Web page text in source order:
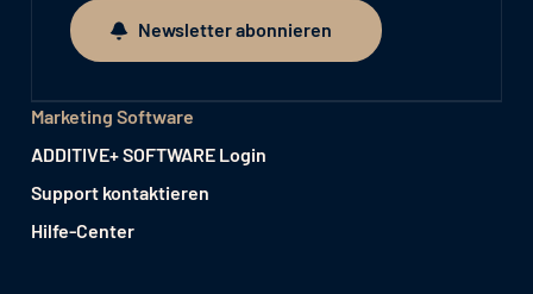
Newsletter abonnieren
Newsletter abonnieren
Marketing Software
ADDITIVE+ SOFTWARE Login
Support kontaktieren
Hilfe-Center